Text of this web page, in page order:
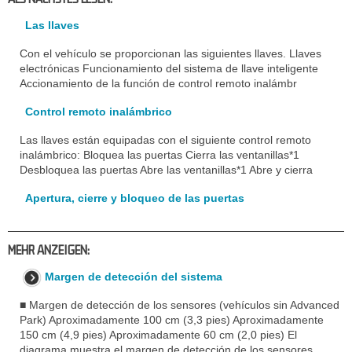
Las llaves
Con el vehículo se proporcionan las siguientes llaves. Llaves
electrónicas Funcionamiento del sistema de llave inteligente
Accionamiento de la función de control remoto inalámbr
Control remoto inalámbrico
Las llaves están equipadas con el siguiente control remoto
inalámbrico: Bloquea las puertas Cierra las ventanillas*1
Desbloquea las puertas Abre las ventanillas*1 Abre y cierra
Apertura, cierre y bloqueo de las puertas
MEHR ANZEIGEN:
Margen de detección del sistema
■ Margen de detección de los sensores (vehículos sin Advanced
Park) Aproximadamente 100 cm (3,3 pies) Aproximadamente
150 cm (4,9 pies) Aproximadamente 60 cm (2,0 pies) El